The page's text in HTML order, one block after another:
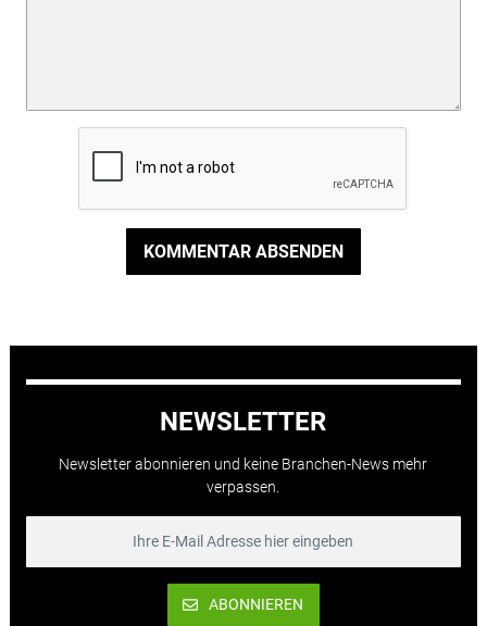
KOMMENTAR ABSENDEN
NEWSLETTER
Newsletter abonnieren und keine Branchen-News mehr
verpassen.
ABONNIEREN